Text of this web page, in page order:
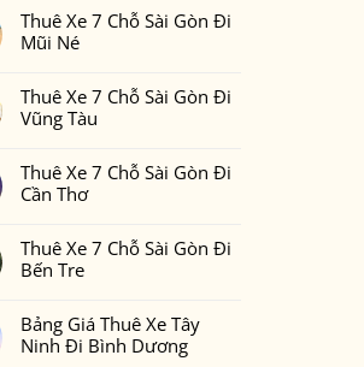
Bình
Phước
7
Chỗ
Sài
Đà
Lạt
bình
luận
ở
7
Chỗ
Sài
Nha
Trang
Thuê Xe 7 Chỗ Sài Gòn Đi
Mũi Né
bình
luận
ở
7
Chỗ
Sài
Mũi
Né
Thuê Xe 7 Chỗ Sài Gòn Đi
Vũng Tàu
bình
luận
ở
7
Chỗ
Sài
Vũng
Tàu
Thuê Xe 7 Chỗ Sài Gòn Đi
Cần Thơ
bình
luận
ở
7
Chỗ
Sài
Thuê Xe 7 Chỗ Sài Gòn Đi
Bến Tre
bình
luận
ở
Bảng Giá Thuê Xe Tây
Ninh Đi Bình Dương